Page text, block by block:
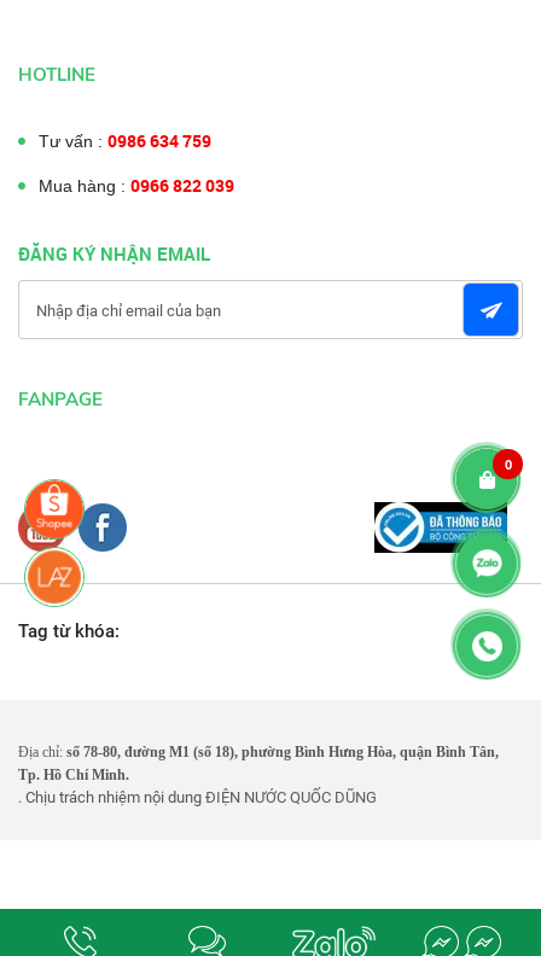
HOTLINE
Tư vấn : 0986 634 759
Mua hàng : 0966 822 039
ĐĂNG KÝ NHẬN EMAIL
FANPAGE
Tag từ khóa:
Địa chỉ: số 78-80, đường M1 (số 18), phường Bình Hưng Hòa, quận Bình Tân,
Tp. Hồ Chí Minh.
. Chịu trách nhiệm nội dung ĐIỆN NƯỚC QUỐC DŨNG
0